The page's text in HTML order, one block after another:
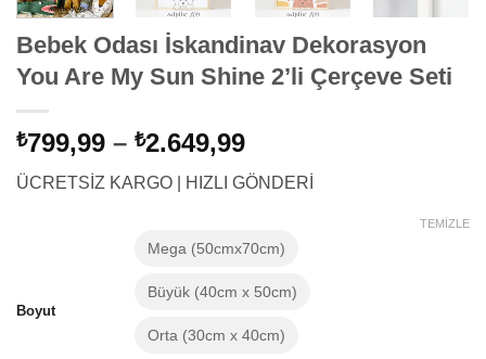
Bebek Odası İskandinav Dekorasyon
You Are My Sun Shine 2’li Çerçeve Seti
₺799,99 – ₺2.649,99Fiyat
aralığı:
₺799,99
₺2.649,99
ÜCRETSİZ KARGO | HIZLI GÖNDERİ
Boyut
Mega (50cmx70cm)
Büyük (40cm x 50cm)
Orta (30cm x 40cm)
TEMIZLE